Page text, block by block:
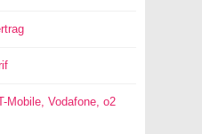
Mobile, Vodafone, o2